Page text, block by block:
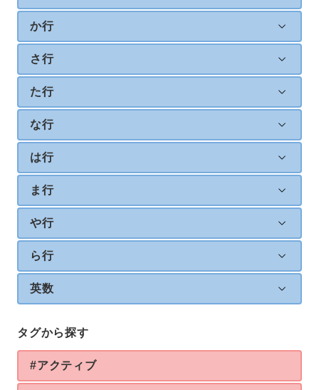
か行
さ行
た行
な行
は行
ま行
や行
ら行
英数
タグから探す
#アクティブ